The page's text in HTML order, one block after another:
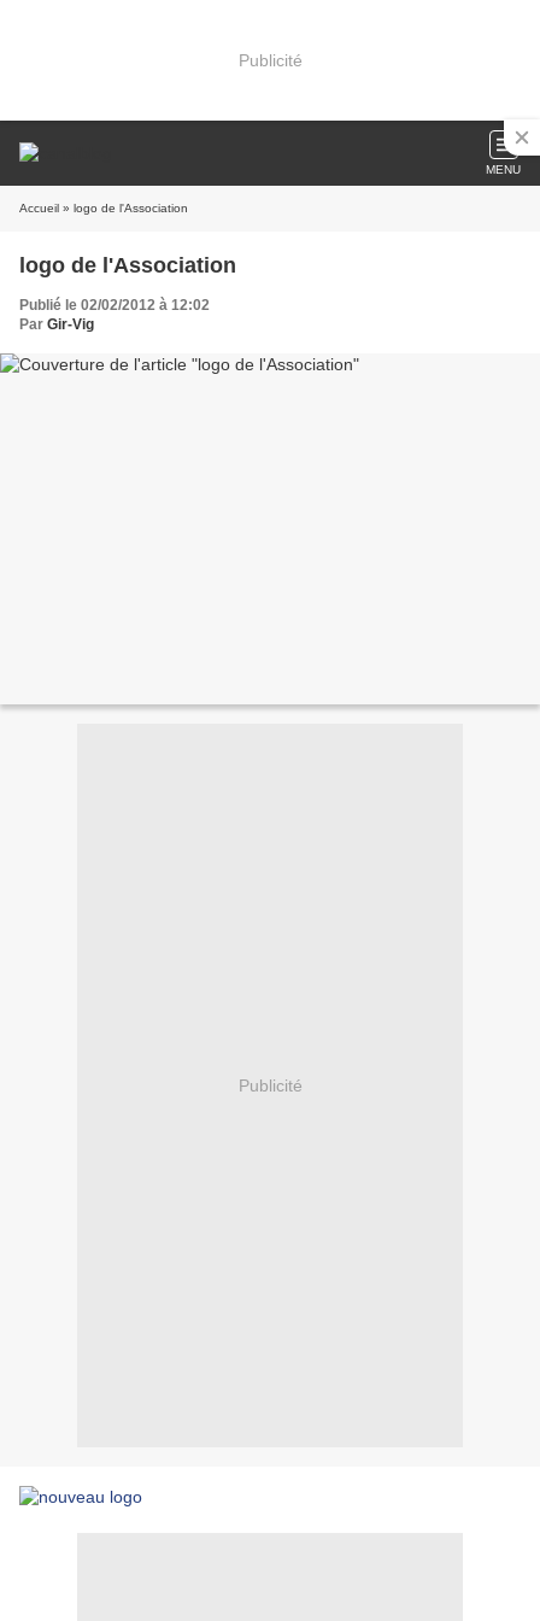
Publicité
MENU
Accueil » logo de l'Association
logo de l'Association
Publié le 02/02/2012 à 12:02
Par Gir-Vig
Publicité